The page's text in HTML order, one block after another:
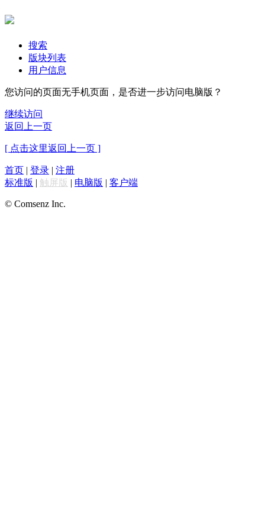
搜索
版块列表
用户信息
您访问的页面无手机页面，是否进一步访问电脑版？
继续访问
返回上一页
[ 点击这里返回上一页 ]
首页 | 登录 | 注册
标准版 | 触屏版 | 电脑版 | 客户端
© Comsenz Inc.